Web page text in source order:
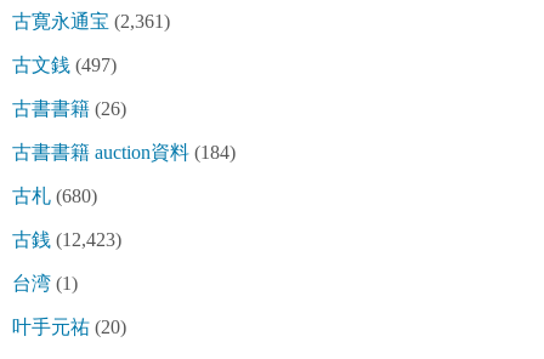
古寛永通宝 (2,361)
古文銭 (497)
古書書籍 (26)
古書書籍 auction資料 (184)
古札 (680)
古銭 (12,423)
台湾 (1)
叶手元祐 (20)